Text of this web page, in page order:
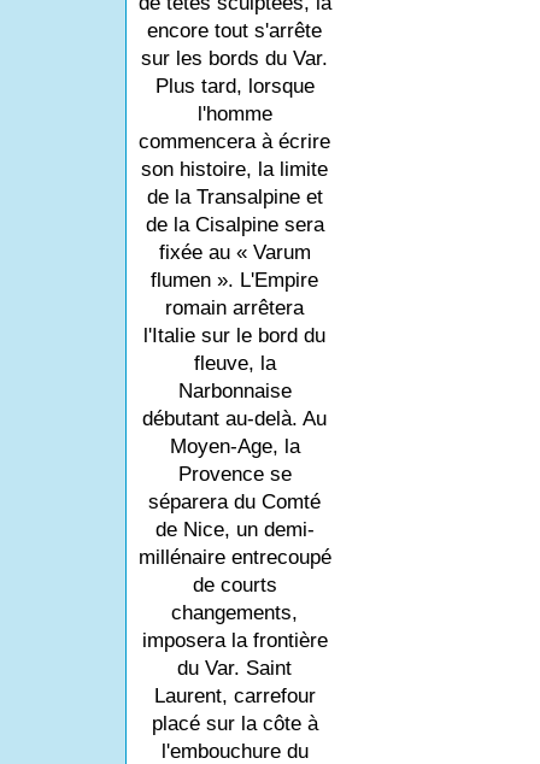
encore tout s'arrête
sur les bords du Var.
Plus tard, lorsque
l'homme
commencera à écrire
son histoire, la limite
de la Transalpine et
de la Cisalpine sera
fixée au « Varum
flumen ». L'Empire
romain arrêtera
l'Italie sur le bord du
fleuve, la
Narbonnaise
débutant au-delà. Au
Moyen-Age, la
Provence se
séparera du Comté
de Nice, un demi-
millénaire entrecoupé
de courts
changements,
imposera la frontière
du Var. Saint
Laurent, carrefour
placé sur la côte à
l'embouchure du